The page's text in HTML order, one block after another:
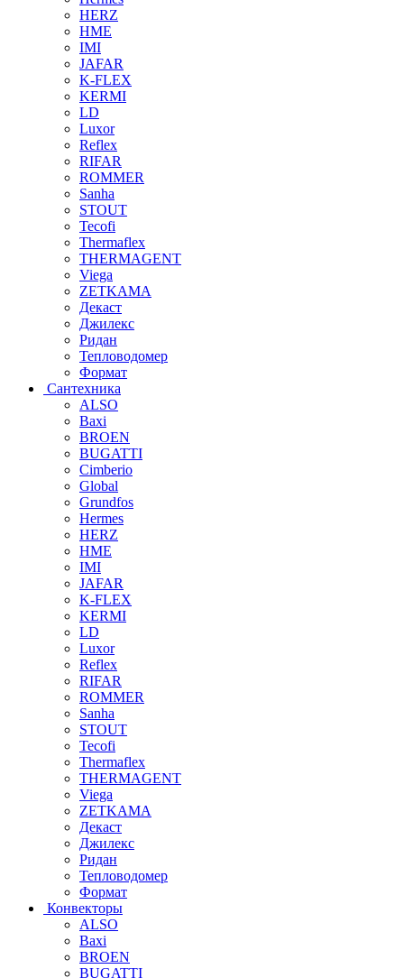
HERZ
HME
IMI
JAFAR
K-FLEX
KERMI
LD
Luxor
Reflex
RIFAR
ROMMER
Sanha
STOUT
Tecofi
Thermaflex
THERMAGENT
Viega
ZETKAMA
Декаст
Джилекс
Ридан
Тепловодомер
Формат
Сантехника
ALSO
Baxi
BROEN
BUGATTI
Cimberio
Global
Grundfos
Hermes
HERZ
HME
IMI
JAFAR
K-FLEX
KERMI
LD
Luxor
Reflex
RIFAR
ROMMER
Sanha
STOUT
Tecofi
Thermaflex
THERMAGENT
Viega
ZETKAMA
Декаст
Джилекс
Ридан
Тепловодомер
Формат
Конвекторы
ALSO
Baxi
BROEN
BUGATTI